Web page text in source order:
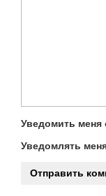
Уведомить меня
Уведомлять